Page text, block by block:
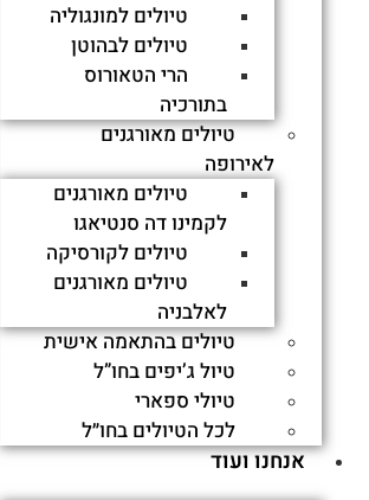
טיולים למונגוליה
טיולים לבהוטן
הרי הטאורוס
בתורכיה
טיולים מאורגנים
לאירופה
טיולים מאורגנים
לקמינו דה סנטיאגו
טיולים לקורסיקה
טיולים מאורגנים
לאלבניה
טיולים בהתאמה אישית
טיול ג’יפים בחו”ל
טיולי ספארי
לכל הטיולים בחו״ל
אנחנו ועוד